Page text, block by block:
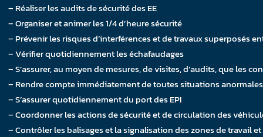
– Réaliser les audits de sécurité des EE
– Organiser et animer les 1/4 d’heure sécurité
– Prévenir les risques d’interférences et de travaux superposés
– Vérifier quotidiennement les échafaudages
– S’assurer, au moyen de mesures, de visites, d’audits, que les
– Rendre compte immédiatement de toutes situations
– S’assurer quotidiennement du port des EPI
– Coordonner les actions de sécurité et de circulation des
– Contrôler les balisages et la signalisation des zones de travail